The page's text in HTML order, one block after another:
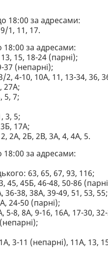
18:00 за адресами:
1, 11, 17.
за адресами:
15, 18-24 (парні);
37 (непарні);
2, 4-10, 10А, 11, 13-34, 36,
27А;
5, 7;
3, 5;
17А;
2А, 2Б, 2В, 3А, 4, 4А, 5.
за адресами:
63, 65, 67, 93, 116;
45, 45Б, 46-48, 50-86
36-38, 38А, 39-49, 51, 53, 55;
24-50 (парні);
5-8, 8А, 9-16, 16А, 17-30,
3-11 (непарні), 11А, 13,